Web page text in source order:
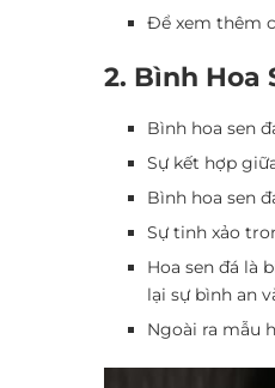
Để xem thêm
2. Bình Hoa
Bình hoa sen
Sự kết hợp
Bình hoa sen
Sự tinh xảo
Hoa sen đá là
lại sự bình an
Ngoài ra mẫu